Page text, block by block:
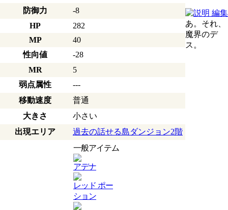
防御力
-8
HP
282
MP
40
性向値
-28
MR
5
弱点属性
---
移動速度
普通
大きさ
小さい
出現エリア
過去の話せる島ダンジョン2階
一般アイテム
アデナ
レッド ポー
ション
あ。それ、
魔界のデ
ス。